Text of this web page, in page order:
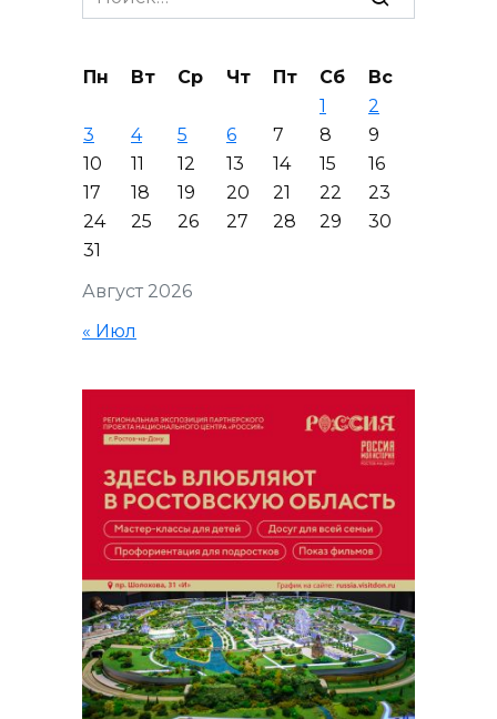
for:
Август 2026
Пн Вт Ср Чт Пт Сб
Вс
1
2
3
4 5 6 7 8
9
10
11 12 13 14 15
16
17
18 19 20 21 22
23
24
25 26 27 28 29
30
31
« Июл